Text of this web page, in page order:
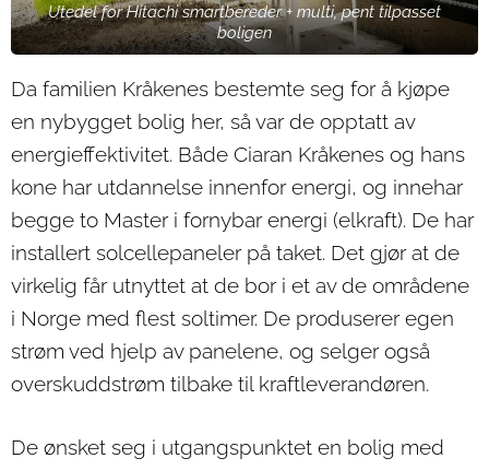
Utedel for Hitachi smartbereder + multi, pent tilpasset
boligen
Da familien Kråkenes bestemte seg for å kjøpe
en nybygget bolig her, så var de opptatt av
energieffektivitet. Både Ciaran Kråkenes og hans
kone har utdannelse innenfor energi, og innehar
begge to Master i fornybar energi (elkraft). De har
installert solcellepaneler på taket. Det gjør at de
virkelig får utnyttet at de bor i et av de områdene
i Norge med flest soltimer. De produserer egen
strøm ved hjelp av panelene, og selger også
overskuddstrøm tilbake til kraftleverandøren.
De ønsket seg i utgangspunktet en bolig med